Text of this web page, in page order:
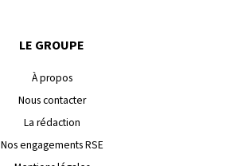
LE GROUPE
À propos
Nous contacter
La rédaction
Nos engagements RSE